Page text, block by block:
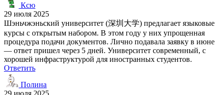
Ксю
29 июля 2025
Шэньчжэньский университет (深圳大学) предлагает языковые
курсы с открытым набором. В этом году у них упрощенная
процедура подачи документов. Лично подавала заявку в июне
— ответ пришел через 5 дней. Университет современный, с
хорошей инфраструктурой для иностранных студентов.
Ответить
Полина
29 июля 2025